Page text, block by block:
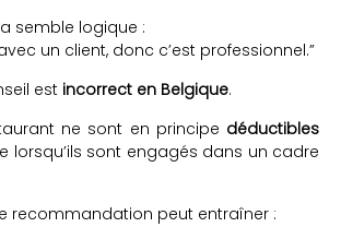
semble logique :
un client, donc c’est professionnel.”
est incorrect en Belgique.
ne sont en principe déductibles
lorsqu’ils sont engagés dans un cadre
recommandation peut entraîner :